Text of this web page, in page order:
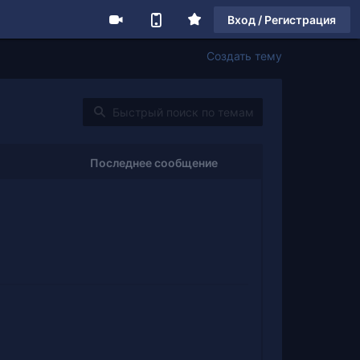
Вход / Регистрация
Создать тему
Последнее сообщение